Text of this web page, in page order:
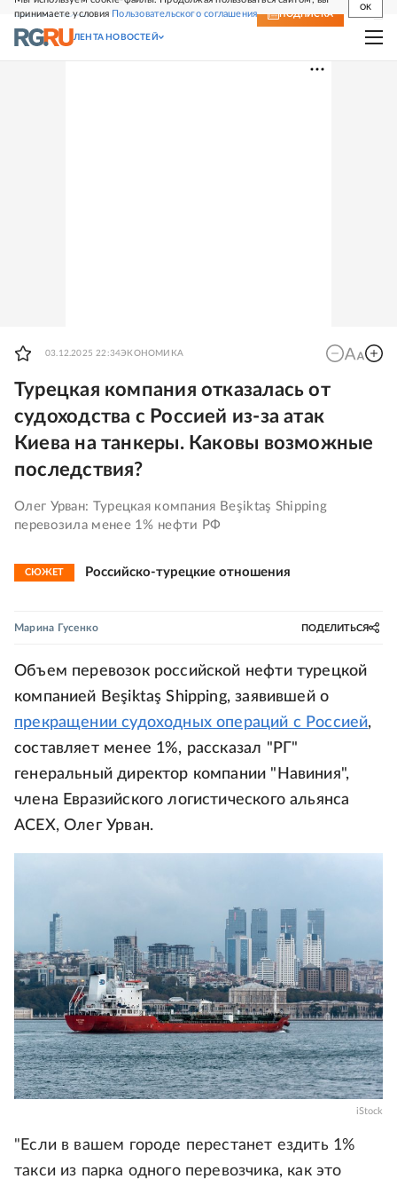
принимаете условия Пользовательского соглашения
OK
СВЕЖИЙ НОМЕР ПОДПИСКА
ЛЕНТА НОВОСТЕЙ
03.12.2025 22:34ЭКОНОМИКА
Турецкая компания отказалась от
судоходства с Россией из-за атак
Киева на танкеры. Каковы возможные
последствия?
Олег Урван: Турецкая компания Beşiktaş Shipping
перевозила менее 1% нефти РФ
СЮЖЕТ Российско-турецкие отношения
Марина Гусенко ПОДЕЛИТЬСЯ
Объем перевозок российской нефти турецкой
компанией Beşiktaş Shipping, заявившей о
прекращении судоходных операций с Россией,
составляет менее 1%, рассказал "РГ"
генеральный директор компании "Навиния",
члена Евразийского логистического альянса
АСЕХ, Олег Урван.
iStock
"Если в вашем городе перестанет ездить 1%
такси из парка одного перевозчика, как это